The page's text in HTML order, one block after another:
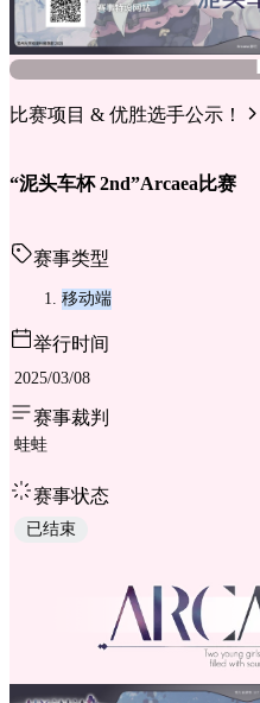
比赛项目 & 优胜选手公示！
“泥头车杯 2nd”Arcaea比赛
赛事类型
移动端
举行时间
2025/03/08
赛事裁判
蛙蛙
赛事状态
已结束